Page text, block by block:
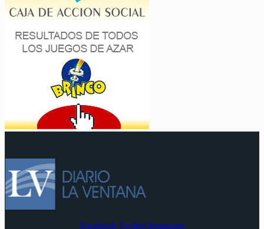
Facebook Twitter Instagram